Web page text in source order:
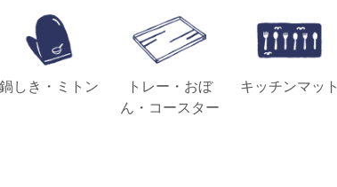
鍋しき・ミトン
トレー・おぼ
ん・コースター
キッチンマット